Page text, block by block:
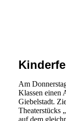
Am
Klassen einen
Giebelstadt.
Theaterstücks
auf dem